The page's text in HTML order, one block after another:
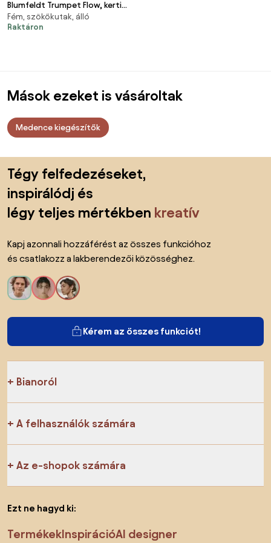
Blumfeldt Trumpet Flow, kerti
szökőkút, 8 W, horganyzott
fém, LED diódák
Fém, szökőkutak, álló
Raktáron
Mások ezeket is vásároltak
Medence kiegészítők
Tégy felfedezéseket,
inspirálódj és
légy teljes mértékben kreatív
Kapj azonnali hozzáférést az összes funkcióhoz
és csatlakozz a lakberendezői közösséghez.
Kérem az összes funkciót!
Bianoról
A felhasználók számára
Az e-shopok számára
Ezt ne hagyd ki:
TermékekInspirációAI designer